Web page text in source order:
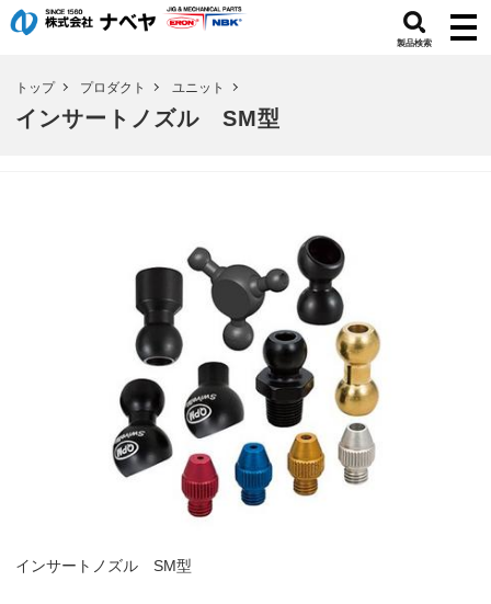
製品検索
トップ プロダクト ユニット
インサートノズル SM型
インサートノズル SM型